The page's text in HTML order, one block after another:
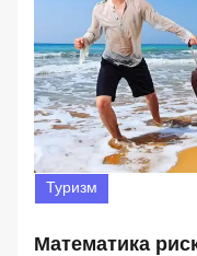
Туризм
Математика